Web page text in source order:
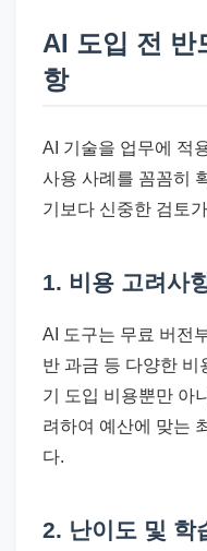
AI 도입 전 반
항
AI 기술을 업무에 적
사용 사례를 꼼꼼히
기보다 신중한 검토
1. 비용 고려사
AI 도구는 무료 버전
반 과금 등 다양한 비
기 도입 비용뿐만 아
려하여 예산에 맞는
다.
2. 난이도 및 학